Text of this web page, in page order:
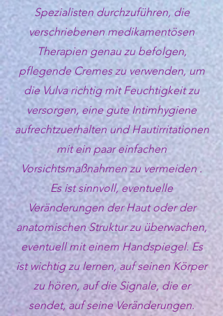
Spezialisten durchzuführen, die
verschriebenen medikamentösen
Therapien genau zu befolgen,
pflegende Cremes zu verwenden, um
die Vulva richtig mit Feuchtigkeit zu
versorgen, eine gute Intimhygiene
aufrechtzuerhalten und Hautirritationen
mit ein paar einfachen
Vorsichtsmaßnahmen zu vermeiden .
Es ist sinnvoll, eventuelle
Veränderungen der Haut oder der
anatomischen Struktur zu überwachen,
eventuell mit einem Handspiegel. Es
ist wichtig zu lernen, auf seinen Körper
zu hören, auf die Signale, die er
sendet, auf seine Veränderungen.